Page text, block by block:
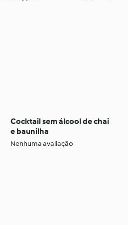
Cocktail sem álcool de chai
e baunilha
Nenhuma avaliação